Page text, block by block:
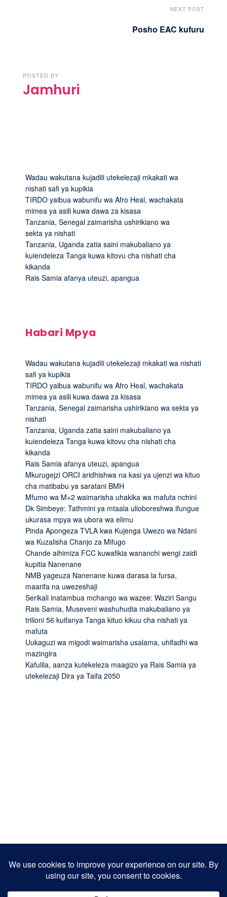
NEXT POST
Posho EAC kufuru
POSTED BY
Jamhuri
Wadau wakutana kujadili utekelezaji mkakati wa
nishati safi ya kupikia
TIRDO yaibua wabunifu wa Afro Heal, wachakata
mimea ya asili kuwa dawa za kisasa
Tanzania, Senegal zaimarisha ushirikiano wa
sekta ya nishati
Tanzania, Uganda zatia saini makubaliano ya
kuiendeleza Tanga kuwa kitovu cha nishati cha
kikanda
Rais Samia afanya uteuzi, apangua
Habari Mpya
Wadau wakutana kujadili utekelezaji mkakati wa nishati
safi ya kupikia
TIRDO yaibua wabunifu wa Afro Heal, wachakata
mimea ya asili kuwa dawa za kisasa
Tanzania, Senegal zaimarisha ushirikiano wa sekta ya
nishati
Tanzania, Uganda zatia saini makubaliano ya
kuiendeleza Tanga kuwa kitovu cha nishati cha
kikanda
Rais Samia afanya uteuzi, apangua
Mkurugejzi ORCI aridhishwa na kasi ya ujenzi wa kituo
cha matibabu ya saratani BMH
Mfumo wa M+2 waimarisha uhakika wa mafuta nchini
Dk Simbeye: Tathmini ya mtaala ulioboreshwa ifungue
ukurasa mpya wa ubora wa elimu
Pinda Apongeza TVLA kwa Kujenga Uwezo wa Ndani
wa Kuzalisha Chanjo za Mifugo
Chande aihimiza FCC kuwafikia wananchi wengi zaidi
kupitia Nanenane
NMB yageuza Nanenane kuwa darasa la fursa,
maarifa na uwezeshaji
Serikali inatambua mchango wa wazee: Waziri Sangu
Rais Samia, Museveni washuhudia makubaliano ya
trilioni 56 kuifanya Tanga kituo kikuu cha nishati ya
mafuta
Uukaguzi wa migodi waimarisha usalama, uhifadhi wa
mazingira
Kafulila, aanza kutekeleza maagizo ya Rais Samia ya
utekelezaji Dira ya Taifa 2050